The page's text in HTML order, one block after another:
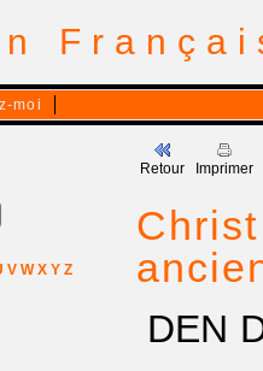
moi
V W X Y Z
Retour Imprimer
DEN